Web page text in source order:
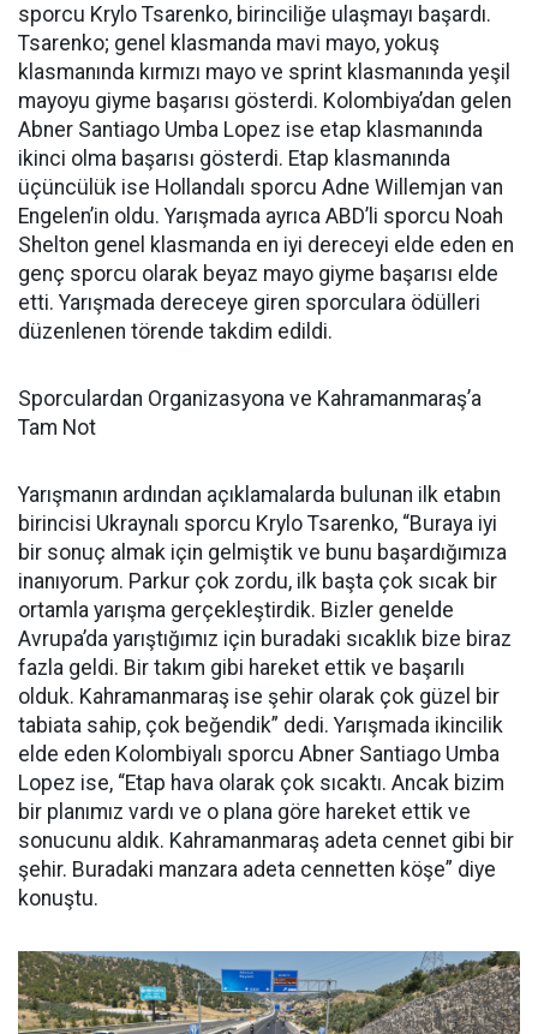
sporcu Krylo Tsarenko, birinciliğe ulaşmayı başardı.
Tsarenko; genel klasmanda mavi mayo, yokuş
klasmanında kırmızı mayo ve sprint klasmanında yeşil
mayoyu giyme başarısı gösterdi. Kolombiya’dan gelen
Abner Santiago Umba Lopez ise etap klasmanında
ikinci olma başarısı gösterdi. Etap klasmanında
üçüncülük ise Hollandalı sporcu Adne Willemjan van
Engelen’in oldu. Yarışmada ayrıca ABD’li sporcu Noah
Shelton genel klasmanda en iyi dereceyi elde eden en
genç sporcu olarak beyaz mayo giyme başarısı elde
etti. Yarışmada dereceye giren sporculara ödülleri
düzenlenen törende takdim edildi.
Sporculardan Organizasyona ve Kahramanmaraş’a
Tam Not
Yarışmanın ardından açıklamalarda bulunan ilk etabın
birincisi Ukraynalı sporcu Krylo Tsarenko, “Buraya iyi
bir sonuç almak için gelmiştik ve bunu başardığımıza
inanıyorum. Parkur çok zordu, ilk başta çok sıcak bir
ortamla yarışma gerçekleştirdik. Bizler genelde
Avrupa’da yarıştığımız için buradaki sıcaklık bize biraz
fazla geldi. Bir takım gibi hareket ettik ve başarılı
olduk. Kahramanmaraş ise şehir olarak çok güzel bir
tabiata sahip, çok beğendik” dedi. Yarışmada ikincilik
elde eden Kolombiyalı sporcu Abner Santiago Umba
Lopez ise, “Etap hava olarak çok sıcaktı. Ancak bizim
bir planımız vardı ve o plana göre hareket ettik ve
sonucunu aldık. Kahramanmaraş adeta cennet gibi bir
şehir. Buradaki manzara adeta cennetten köşe” diye
konuştu.